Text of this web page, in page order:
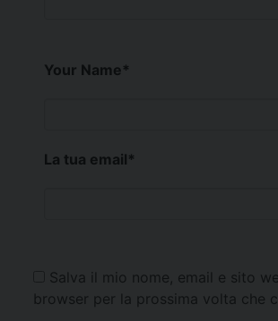
Your Name*
La tua email*
Salva il mio nome, email e sito
browser per la prossima volta che